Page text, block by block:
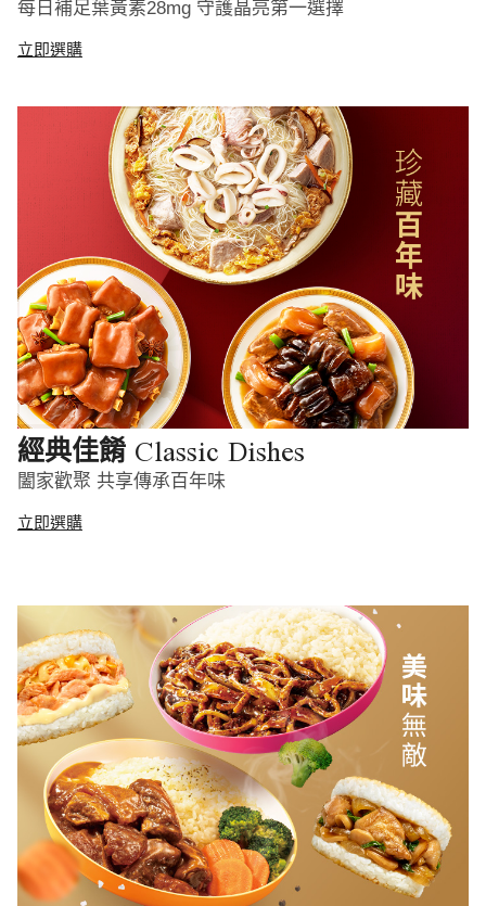
每日補足葉黃素28mg 守護晶亮第一選擇
立即選購
經典佳餚 Classic Dishes
闔家歡聚 共享傳承百年味
立即選購